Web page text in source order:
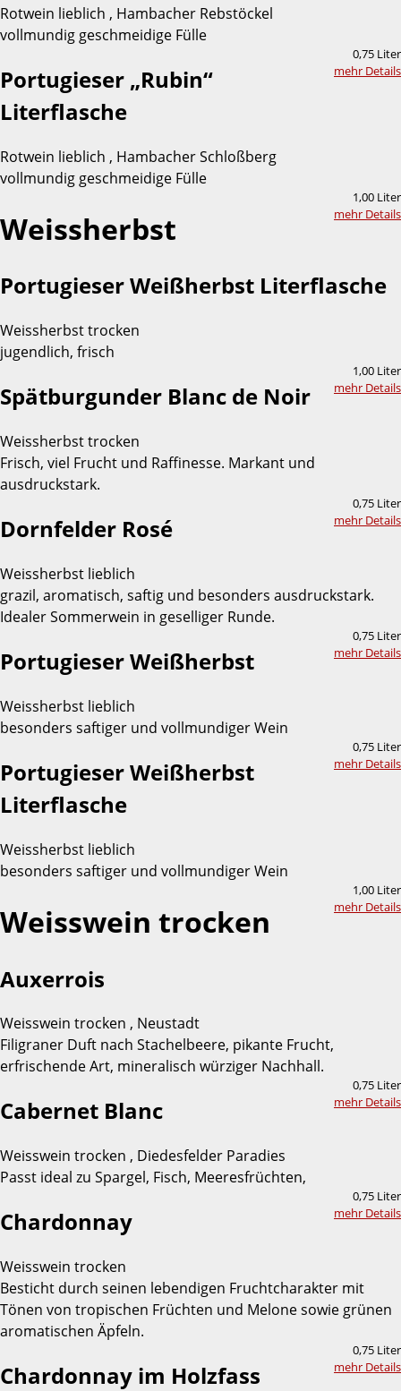
Rotwein lieblich , Hambacher Rebstöckel
vollmundig geschmeidige Fülle
0,75 Liter
mehr Details
Portugieser „Rubin“
Literflasche
Rotwein lieblich , Hambacher Schloßberg
vollmundig geschmeidige Fülle
1,00 Liter
mehr Details
Weissherbst
Portugieser Weißherbst Literflasche
Weissherbst trocken
jugendlich, frisch
1,00 Liter
mehr Details
Spätburgunder Blanc de Noir
Weissherbst trocken
Frisch, viel Frucht und Raffinesse. Markant und
ausdruckstark.
0,75 Liter
mehr Details
Dornfelder Rosé
Weissherbst lieblich
grazil, aromatisch, saftig und besonders ausdruckstark.
Idealer Sommerwein in geselliger Runde.
0,75 Liter
mehr Details
Portugieser Weißherbst
Weissherbst lieblich
besonders saftiger und vollmundiger Wein
0,75 Liter
mehr Details
Portugieser Weißherbst
Literflasche
Weissherbst lieblich
besonders saftiger und vollmundiger Wein
1,00 Liter
mehr Details
Weisswein trocken
Auxerrois
Weisswein trocken , Neustadt
Filigraner Duft nach Stachelbeere, pikante Frucht,
erfrischende Art, mineralisch würziger Nachhall.
0,75 Liter
mehr Details
Cabernet Blanc
Weisswein trocken , Diedesfelder Paradies
Passt ideal zu Spargel, Fisch, Meeresfrüchten,
0,75 Liter
mehr Details
Chardonnay
Weisswein trocken
Besticht durch seinen lebendigen Fruchtcharakter mit
Tönen von tropischen Früchten und Melone sowie grünen
aromatischen Äpfeln.
0,75 Liter
mehr Details
Chardonnay im Holzfass